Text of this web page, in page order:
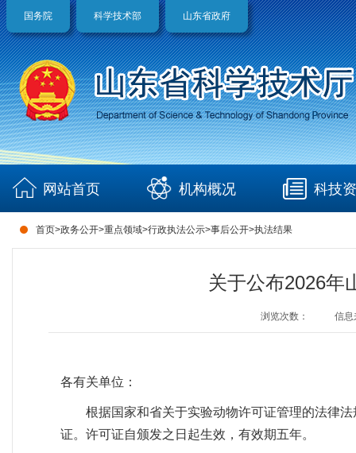
国务院 科学技术部 山东省政府
网站首页 机构概况 科技
首页>政务公开>重点领域>行政执法公示>事后公开>执法结果
关于公布2026年
浏览次数： 信息
各有关单位：
根据国家和省关于实验动物许可证管理的法律
证。许可证自颁发之日起生效，有效期五年。